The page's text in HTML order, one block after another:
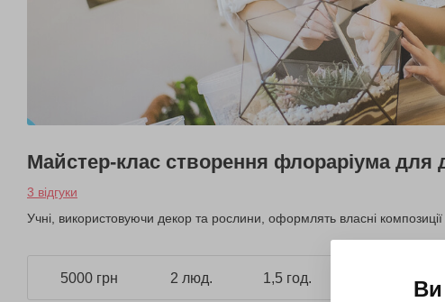
Майстер-клас створення флораріума для
3 відгуки
Учні, використовуючи декор та рослини, оформлять власні
5000 грн 2 люд. 1,5 год. Ви